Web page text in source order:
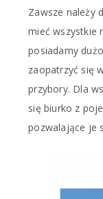
Zawsze należy
mieć wszystkie
posiadamy
zaopatrzyć się
przybory. Dla
się biurko z
pozwalające je